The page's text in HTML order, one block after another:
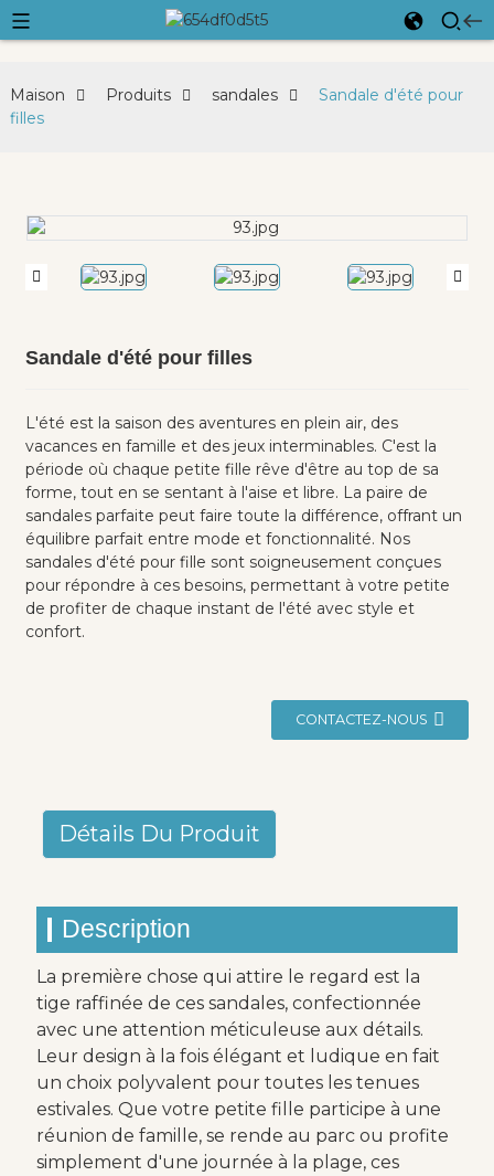
Maison Produits sandales
Sandale d'été pour
filles
Sandale d'été pour filles
L'été est la saison des aventures en plein air, des
vacances en famille et des jeux interminables. C'est la
période où chaque petite fille rêve d'être au top de sa
forme, tout en se sentant à l'aise et libre. La paire de
sandales parfaite peut faire toute la différence, offrant un
équilibre parfait entre mode et fonctionnalité. Nos
sandales d'été pour fille sont soigneusement conçues
pour répondre à ces besoins, permettant à votre petite
de profiter de chaque instant de l'été avec style et
confort.
CONTACTEZ-NOUS
Détails Du Produit
Description
La première chose qui attire le regard est la
tige raffinée de ces sandales, confectionnée
avec une attention méticuleuse aux détails.
Leur design à la fois élégant et ludique en fait
un choix polyvalent pour toutes les tenues
estivales. Que votre petite fille participe à une
réunion de famille, se rende au parc ou profite
simplement d'une journée à la plage, ces